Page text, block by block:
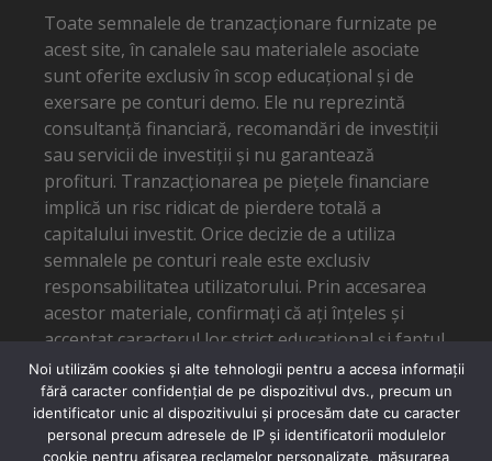
Toate semnalele de tranzacționare furnizate pe
acest site, în canalele sau materialele asociate
sunt oferite exclusiv în scop educațional și de
exersare pe conturi demo. Ele nu reprezintă
consultanță financiară, recomandări de investiții
sau servicii de investiții și nu garantează
profituri. Tranzacționarea pe piețele financiare
implică un risc ridicat de pierdere totală a
capitalului investit. Orice decizie de a utiliza
semnalele pe conturi reale este exclusiv
responsabilitatea utilizatorului. Prin accesarea
acestor materiale, confirmați că ați înțeles și
acceptat caracterul lor strict educațional și faptul
că autorul nu poate fi tras la răspundere pentru
eventuale pierderi financiare.
Noi utilizăm cookies și alte tehnologii pentru a accesa informații
fără caracter confidențial de pe dispozitivul dvs., precum un
identificator unic al dispozitivului și procesăm date cu caracter
personal precum adresele de IP și identificatorii modulelor
cookie pentru afișarea reclamelor personalizate, măsurarea